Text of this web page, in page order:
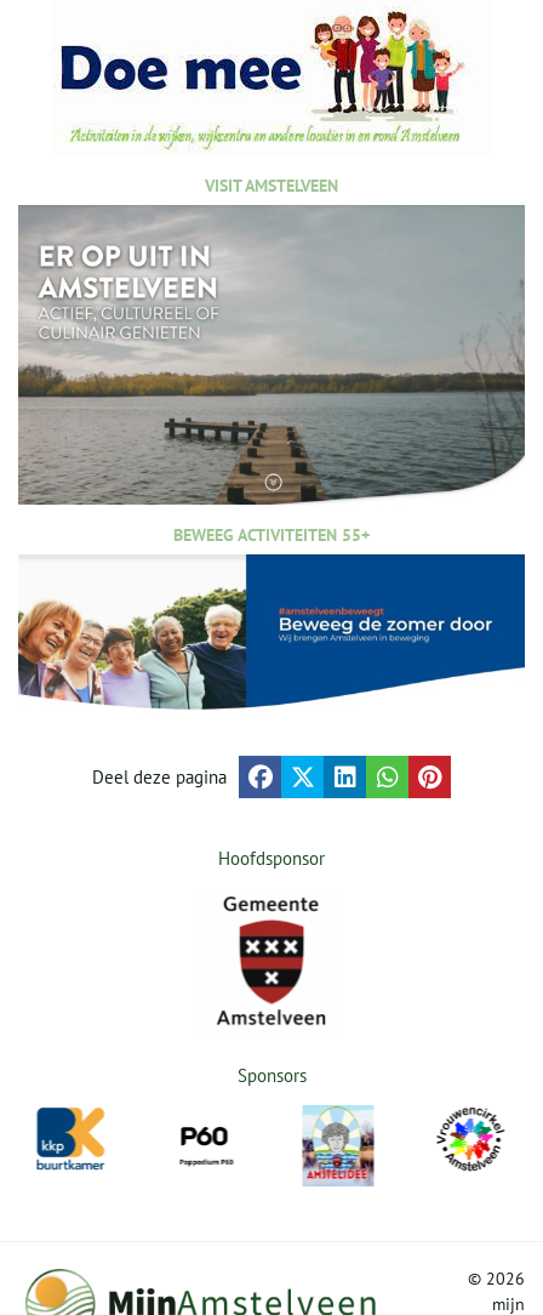
VISIT AMSTELVEEN
BEWEEG ACTIVITEITEN 55+
Deel deze pagina
Hoofdsponsor
Sponsors
© 2026
mijn